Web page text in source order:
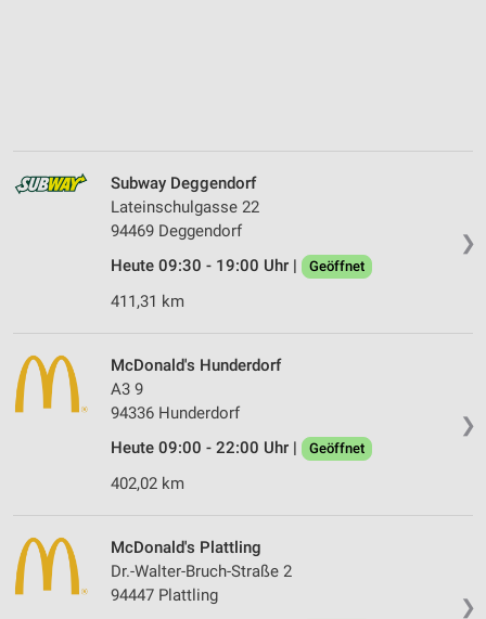
❯
Subway Deggendorf
Lateinschulgasse 22
94469 Deggendorf
Heute 09:30 - 19:00 Uhr |
Geöffnet
411,31 km
❯
McDonald's Hunderdorf
A3 9
94336 Hunderdorf
Heute 09:00 - 22:00 Uhr |
Geöffnet
402,02 km
❯
McDonald's Plattling
Dr.-Walter-Bruch-Straße 2
94447 Plattling